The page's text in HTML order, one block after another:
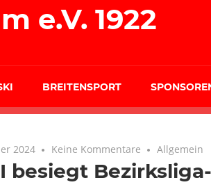
e.V. 1922
BREITENSPORT
2024 Keine Kommentare Allgemein
besiegt